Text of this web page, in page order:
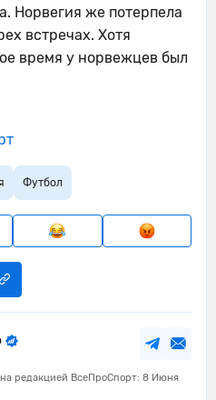
Норвегия же потерпела
встречах. Хотя
время у норвежцев был
Футбол
редакцией ВсеПроСпорт: 8 Июня